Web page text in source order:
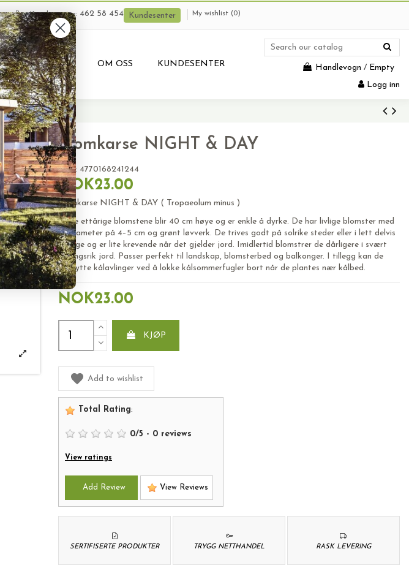
Kundeservice: 462 58 454 Kundesenter My wishlist (0)
OM OSS KUNDESENTER Handlevogn / Empty
Logg inn
Blomkarse NIGHT & DAY
SKU: 4770168241244
NOK23.00
Blomkarse NIGHT & DAY ( Tropaeolum minus )
Disse ettårige blomstene blir 40 cm høye og er enkle å dyrke. De har livlige blomster med
en diameter på 4–5 cm og grønt løvverk. De trives godt på solrike steder eller i lett delvis
skygge og er lite krevende når det gjelder jord. Imidlertid blomstrer de dårligere i svært
næringsrik jord. Passer perfekt til landskap, blomsterbed og balkonger. I tillegg kan de
beskytte kålavlinger ved å lokke kålsommerfugler bort når de plantes nær kålbed.
NOK23.00
KJØP
Add to wishlist
Total Rating:
0/5 - 0 reviews
View ratings
Add Review View Reviews
RASK LEVERING
TRYGG NETTHANDEL
SERTIFISERTE PRODUKTER